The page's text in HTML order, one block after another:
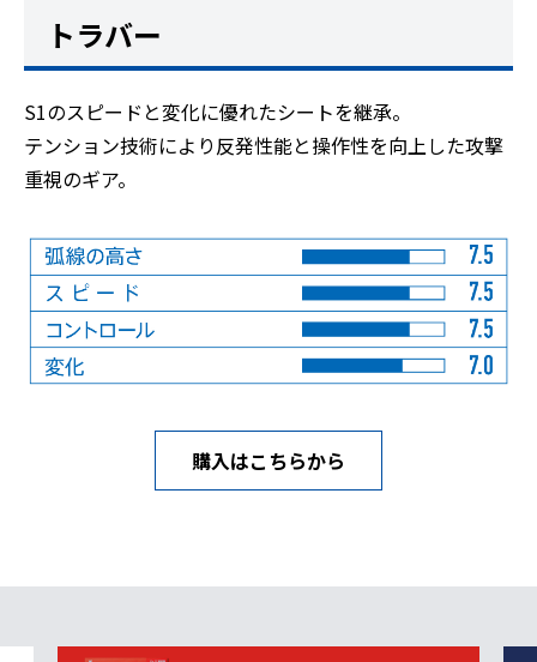
トラバー
S1のスピードと変化に優れたシートを継承。
テンション技術により反発性能と操作性を向上した攻撃
重視のギア。
購入はこちらから